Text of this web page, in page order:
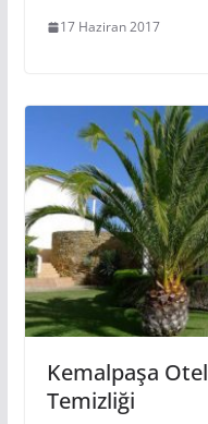
17 Haziran 2017
Kemalpaşa
Temizliği